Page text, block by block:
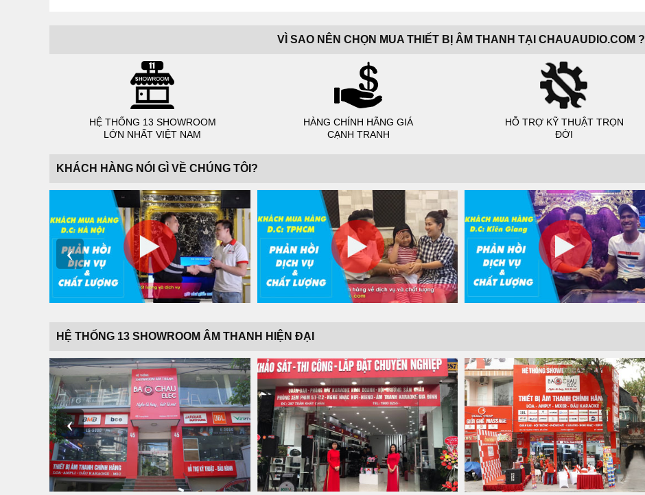
VÌ SAO NÊN CHỌN MUA THIẾT BỊ ÂM THANH TẠI CHAUAUDIO.COM ?
HỆ THỐNG 13 SHOWROOM
LỚN NHẤT VIỆT NAM
HÀNG CHÍNH HÃNG GIÁ
CẠNH TRANH
HỖ TRỢ KỸ THUẬT TRỌN
ĐỜI
KHÁCH HÀNG NÓI GÌ VỀ CHÚNG TÔI?
‹
HỆ THỐNG 13 SHOWROOM ÂM THANH HIỆN ĐẠI
‹